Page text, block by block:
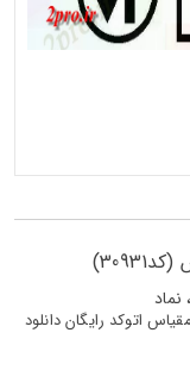
اتوکد رایگان دانلود